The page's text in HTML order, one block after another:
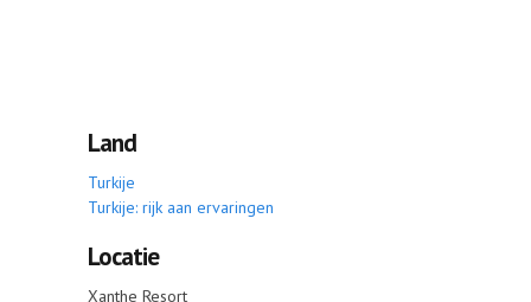
Land
Turkije
Turkije: rijk aan ervaringen
Locatie
Xanthe Resort